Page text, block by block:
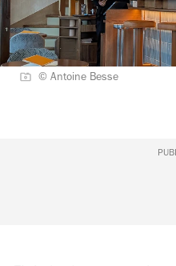
© Antoine Besse